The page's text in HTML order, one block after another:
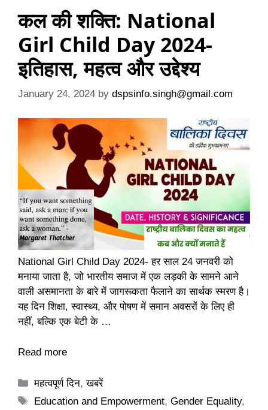
कल की शक्ति: National
Girl Child Day 2024-
इतिहास, महत्व और उद्देश्य
January 24, 2024 by dspsinfo.singh@gmail.com
National Girl Child Day 2024- हर साल 24 जनवरी को
मनाया जाता है, जो भारतीय समाज में एक लड़की के सामने आने
वाली असमानता के बारे में जागरूकता फैलाने का सार्थक स्मरण है।
यह दिन शिक्षा, स्वास्थ्य, और पोषण में समान अवसरों के लिए ही
नहीं, बल्कि एक बेटी के …
Read more
Categories
महत्वपूर्ण दिन,खबरें
Tags
Education and Empowerment,Gender Equality,